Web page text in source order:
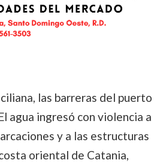
las barreras del puerto
agua ingresó con violencia a
y a las estructuras
oriental de Catania,